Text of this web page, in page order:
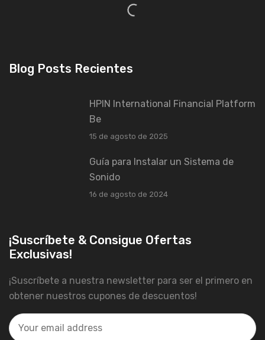
Blog Posts Recientes
HPIN International Financial Platform
Be
15 de agosto de 2025
Guía para Instalar un Sistema de
Sonido
16 de agosto de 2024
¡Suscríbete & Consigue Ofertas
Exclusivas!
¡Suscríbete a nuestra newsletter para ser el primero en
obtener nuestros cupones de descuentos!